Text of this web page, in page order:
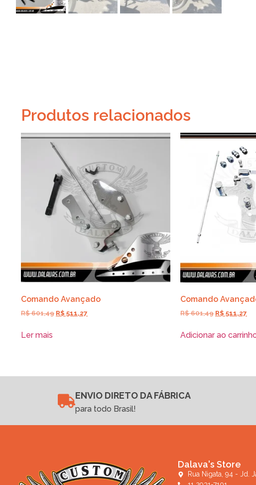
Produtos relacionados
Comando Avançado
R$601,49 R$ 511,27
Ler mais
Comando
R$601,49 R$ 511,27
Adicionar ao
ENVIO DIRETO DA FÁBRICA
para todo Brasil!
Dalava's Store
Rua Nigata, 94 - Jd.